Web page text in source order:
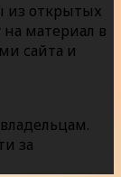
из открытых
материал в
сайта и
за